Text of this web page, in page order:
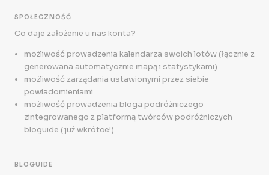
SPOŁECZNOŚĆ
Co daje założenie u nas konta?
możliwość prowadzenia kalendarza swoich lotów (łącznie z
generowana automatycznie mapą i statystykami)
możliwość zarządania ustawionymi przez siebie
powiadomieniami
możliwość prowadzenia bloga podróżniczego
zintegrowanego z platformą twórców podróżniczych
bloguide (już wkrótce!)
BLOGUIDE